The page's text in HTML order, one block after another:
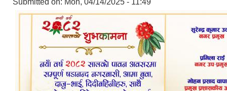
Submitted on: Mon, 04/14/2025 - 11:49